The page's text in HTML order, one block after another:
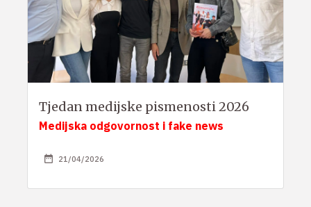
Tjedan medijske pismenosti 2026
Medijska odgovornost i fake news
21/04/2026